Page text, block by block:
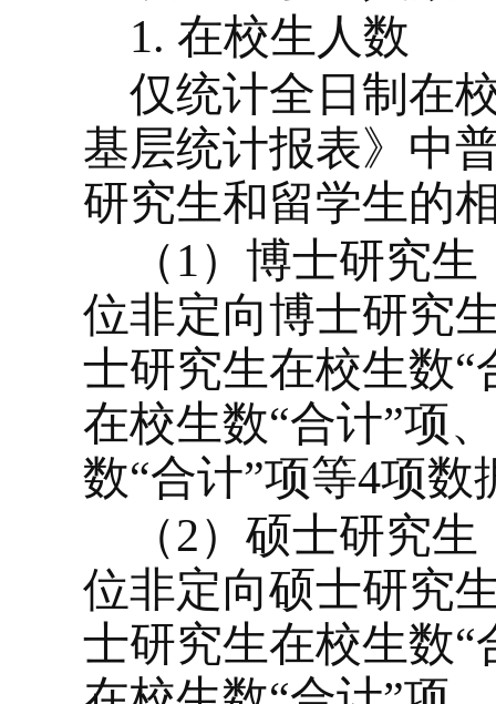
1.在校生人数
仅统计全日制在
基层统计报表》中
研究生和留学生的
（1）博士研究
位非定向博士研究
士研究生在校生数
在校生数“合计”项
数“合计”项等4项数
（2）硕士研究
位非定向硕士研究
士研究生在校生数